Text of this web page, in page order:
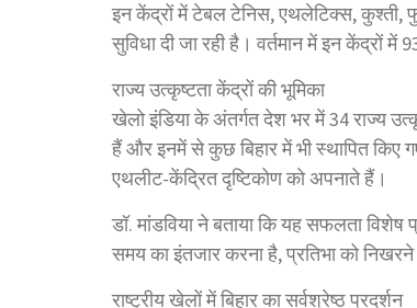
इन केंद्रों में टेबल टेनिस, एथलेटिक्स, कुश्ती,
सुविधा दी जा रही है। वर्तमान में इन केंद्रों
राज्य उत्कृष्टता केंद्रों की भूमिका
खेलो इंडिया के अंतर्गत देश भर में 34 राज्य
हैं और इनमें से कुछ बिहार में भी स्थापित किए
एथलीट-केंद्रित दृष्टिकोण को अपनाते हैं।
डॉ. मांडविया ने बताया कि यह सफलता
समय का इंतजार करना है, प्रतिभा को
राष्ट्रीय खेलों में बिहार का सर्वश्रेष्ठ प्रदर्शन